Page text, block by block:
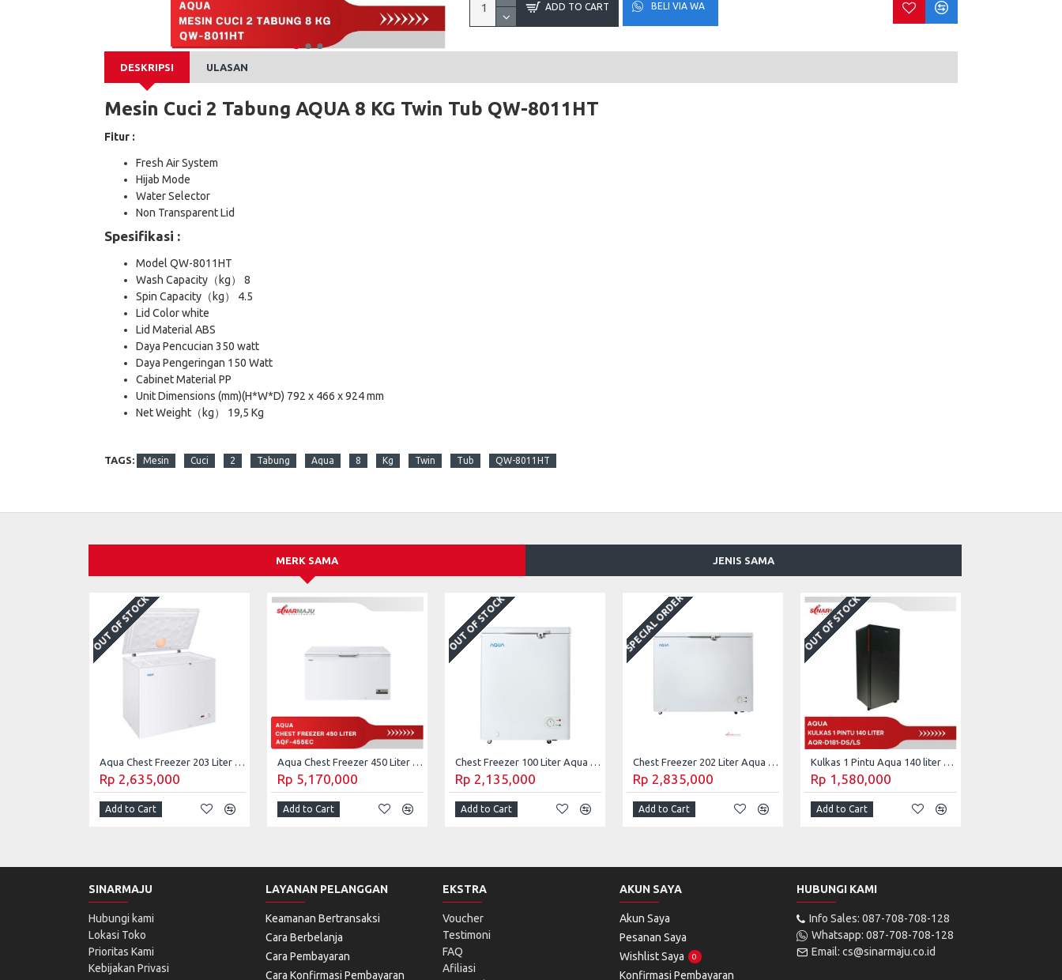
ADD TO CART BELI VIA WA
DESKRIPSI ULASAN
Mesin Cuci 2 Tabung AQUA 8 KG Twin Tub QW-8011HT
Fitur :
Fresh Air System
Hijab Mode
Water Selector
Non Transparent Lid
Spesifikasi :
Model QW-8011HT
Wash Capacity（kg） 8
Spin Capacity（kg） 4.5
Lid Color white
Lid Material ABS
Daya Pencucian 350 watt
Daya Pengeringan 150 Watt
Cabinet Material PP
Unit Dimensions (mm)(H*W*D) 792 x 466 x 924 mm
Net Weight（kg） 19,5 Kg
TAGS: Mesin Cuci 2 Tabung Aqua 8 Kg Twin Tub QW-8011HT
MERK SAMA JENIS SAMA
OUT OF STOCK
Aqua Chest Freezer 203 Liter AQF-220FR
Rp 2,635,000
Add to Cart
Aqua Chest Freezer 450 Liter AQF-455EC
Rp 5,170,000
Add to Cart
OUT OF STOCK
Chest Freezer 100 Liter Aqua AQF-100(W)
Rp 2,135,000
Add to Cart
SPECIAL ORDER
Chest Freezer 202 Liter Aqua AQF-200(W)
Rp 2,835,000
Add to Cart
OUT OF STOCK
Kulkas 1 Pintu Aqua 140 liter AQR-D181-DS/LS
Rp 1,580,000
Add to Cart
SINARMAJU
Hubungi kami
Lokasi Toko
Prioritas Kami
Kebijakan Privasi
LAYANAN PELANGGAN
Keamanan Bertransaksi
Cara Berbelanja
Cara Pembayaran
Cara Konfirmasi Pembayaran
EKSTRA
Voucher
Testimoni
FAQ
Afiliasi
AKUN SAYA
Akun Saya
Pesanan Saya
Wishlist Saya
0
Konfirmasi Pembayaran
HUBUNGI KAMI
Info Sales: 087-708-708-128
Whatsapp: 087-708-708-128
Email: cs@sinarmaju.co.id